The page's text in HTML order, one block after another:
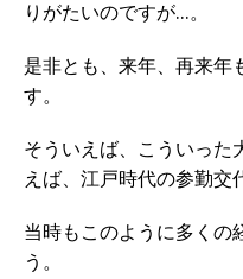
りがたいのですが…。
是非とも、来年、再来年
す。
そういえば、こういった
えば、江戸時代の参勤交
当時もこのように多くの
う。